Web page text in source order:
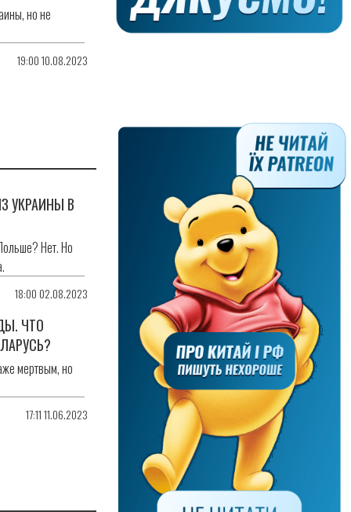
но не
19:00 10.08.2023
УКРАИНЫ В
Нет. Но
18:00 02.08.2023
ЧТО
мертвым, но
17:11 11.06.2023